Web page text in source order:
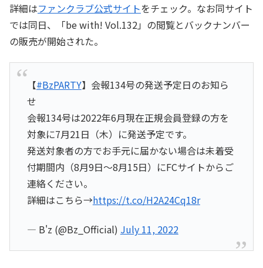
詳細はファンクラブ公式サイトをチェック。なお同サイト
では同日、「be with! Vol.132」の閲覧とバックナンバー
の販売が開始された。
【#BzPARTY】会報134号の発送予定日のお知ら
せ
会報134号は2022年6月現在正規会員登録の方を
対象に7月21日（木）に発送予定です。
発送対象者の方でお手元に届かない場合は未着受
付期間内（8月9日～8月15日）にFCサイトからご
連絡ください。
詳細はこちら→https://t.co/H2A24Cq18r
— B'z (@Bz_Official) July 11, 2022